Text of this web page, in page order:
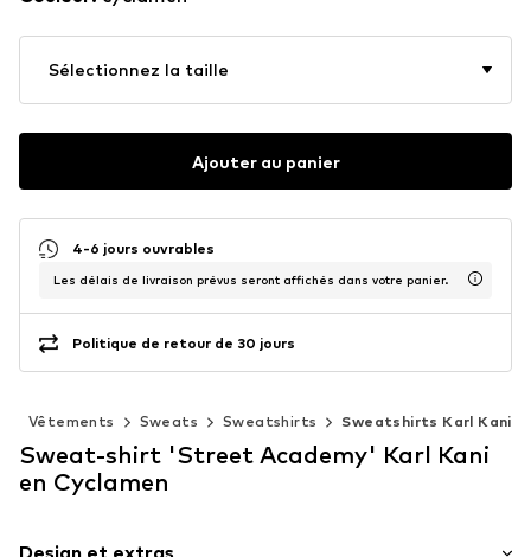
Sélectionnez la taille
Ajouter au panier
4-6 jours ouvrables
Les délais de livraison prévus seront affichés dans votre panier.
Politique de retour de 30 jours
Vêtements Sweats Sweatshirts Sweatshirts Karl Kani
Sweat-shirt 'Street Academy' Karl Kani
en Cyclamen